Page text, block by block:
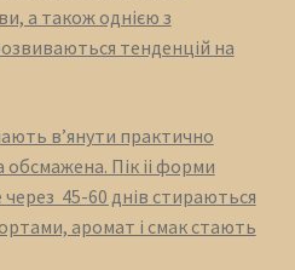
а також однією з
тенденцій на
в’янути практично
обсмажена. Пік іі форми
45-60 днів стираються
аромат і смак стають